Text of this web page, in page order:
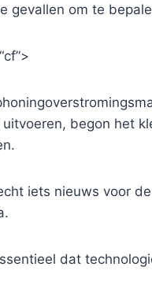
gevallen om te
uitvoeren, begon het
iets nieuws voor
dat